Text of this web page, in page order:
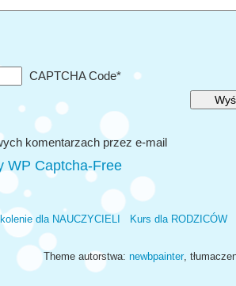
CAPTCHA Code*
komentarzach przez e-mail
WP Captcha-Free
dla NAUCZYCIELI Kurs dla RODZICÓW
Theme autorstwa: newbpainter,